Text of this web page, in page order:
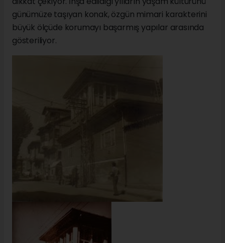
günümüze taşıyan konak, özgün mimari karakterini
büyük ölçüde korumayı başarmış yapılar arasında
gösteriliyor.